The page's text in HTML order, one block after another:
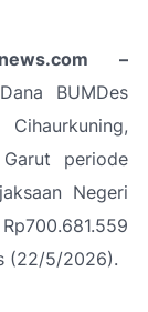
–
BUMDes
periode
Negeri
(22/5/2026).